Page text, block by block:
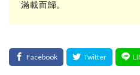
滿載而歸。